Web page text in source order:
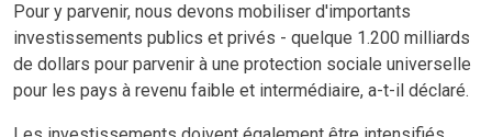
Pour y parvenir, nous devons mobiliser d'importants
investissements publics et privés - quelque 1.200 milliards
de dollars pour parvenir à une protection sociale universelle
pour les pays à revenu faible et intermédiaire, a-t-il déclaré.